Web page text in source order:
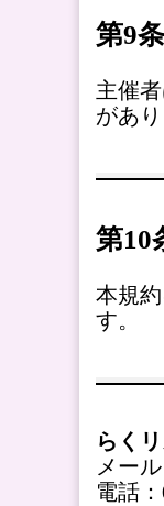
第9
主催
があり
第10
本規
す。
らく
メール
電話